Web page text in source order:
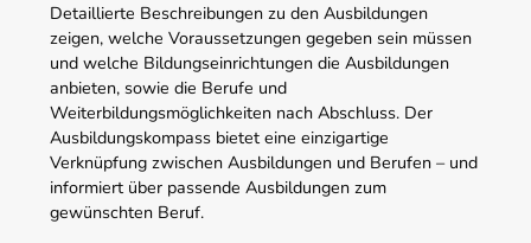
Detaillierte Beschreibungen zu den Ausbildungen
zeigen, welche Voraussetzungen gegeben sein müssen
und welche Bildungseinrichtungen die Ausbildungen
anbieten, sowie die Berufe und
Weiterbildungsmöglichkeiten nach Abschluss. Der
Ausbildungskompass bietet eine einzigartige
Verknüpfung zwischen Ausbildungen und Berufen – und
informiert über passende Ausbildungen zum
gewünschten Beruf.